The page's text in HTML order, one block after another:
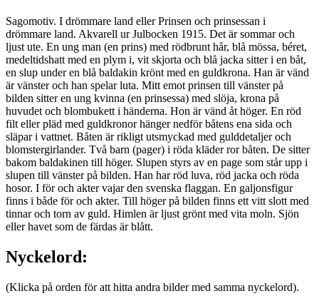
Sagomotiv. I drömmare land eller Prinsen och prinsessan i
drömmare land. Akvarell ur Julbocken 1915. Det är sommar och
ljust ute. En ung man (en prins) med rödbrunt hår, blå mössa, béret,
medeltidshatt med en plym i, vit skjorta och blå jacka sitter i en båt,
en slup under en blå baldakin krönt med en guldkrona. Han är vänd
är vänster och han spelar luta. Mitt emot prinsen till vänster på
bilden sitter en ung kvinna (en prinsessa) med slöja, krona på
huvudet och blombukett i händerna. Hon är vänd åt höger. En röd
filt eller pläd med guldkronor hänger nedför båtens ena sida och
släpar i vattnet. Båten är rikligt utsmyckad med gulddetaljer och
blomstergirlander. Två barn (pager) i röda kläder ror båten. De sitter
bakom baldakinen till höger. Slupen styrs av en page som står upp i
slupen till vänster på bilden. Han har röd luva, röd jacka och röda
hosor. I för och akter vajar den svenska flaggan. En galjonsfigur
finns i både för och akter. Till höger på bilden finns ett vitt slott med
tinnar och torn av guld. Himlen är ljust grönt med vita moln. Sjön
eller havet som de färdas är blått.
Nyckelord:
(Klicka på orden för att hitta andra bilder med samma nyckelord).